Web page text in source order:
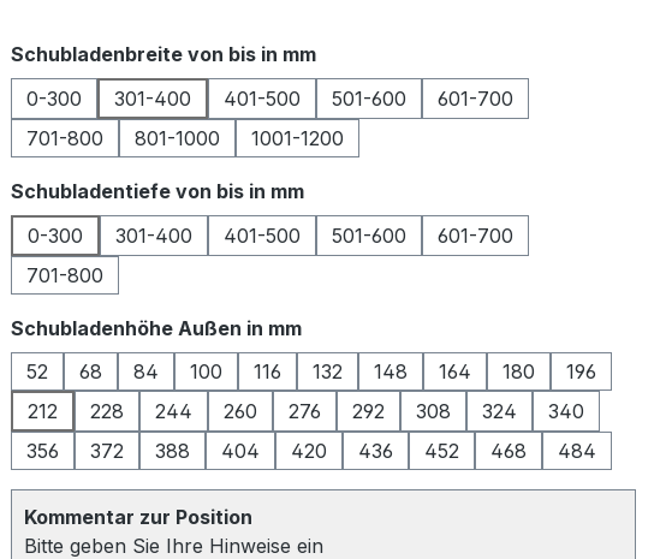
Schubladenbreite von bis in mmauswählen
0-300
301-400 401-500 501-600
601-700
701-800
801-1000 1001-1200
Schubladentiefe von bis in mmauswählen
0-300
301-400 401-500 501-600
601-700
701-800
Schubladenhöhe Außen in mmauswählen
52
68 84 100 116 132 148 164 180
196
212
228 244 260 276 292 308 324
340
356
372 388 404 420 436 452 468 484
Kommentar zur Position
Bitte geben Sie Ihre Hinweise ein